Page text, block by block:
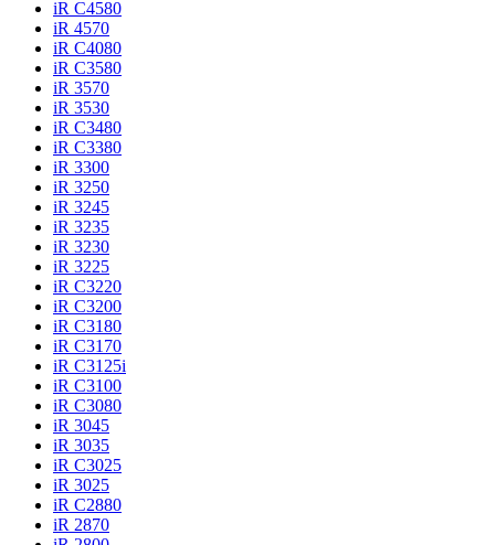
iR C4580
iR 4570
iR C4080
iR C3580
iR 3570
iR 3530
iR C3480
iR C3380
iR 3300
iR 3250
iR 3245
iR 3235
iR 3230
iR 3225
iR C3220
iR C3200
iR C3180
iR C3170
iR C3125i
iR C3100
iR C3080
iR 3045
iR 3035
iR C3025
iR 3025
iR C2880
iR 2870